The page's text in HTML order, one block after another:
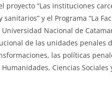
proyecto “Las instituciones
y el Programa “La
Nacional de
de las unidades
las políticas
Ciencias